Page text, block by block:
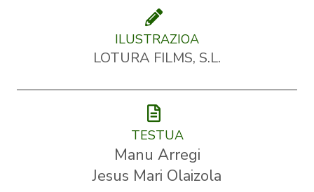
ILUSTRAZIOA
LOTURA FILMS, S.L.
TESTUA
Manu Arregi
Jesus Mari Olaizola